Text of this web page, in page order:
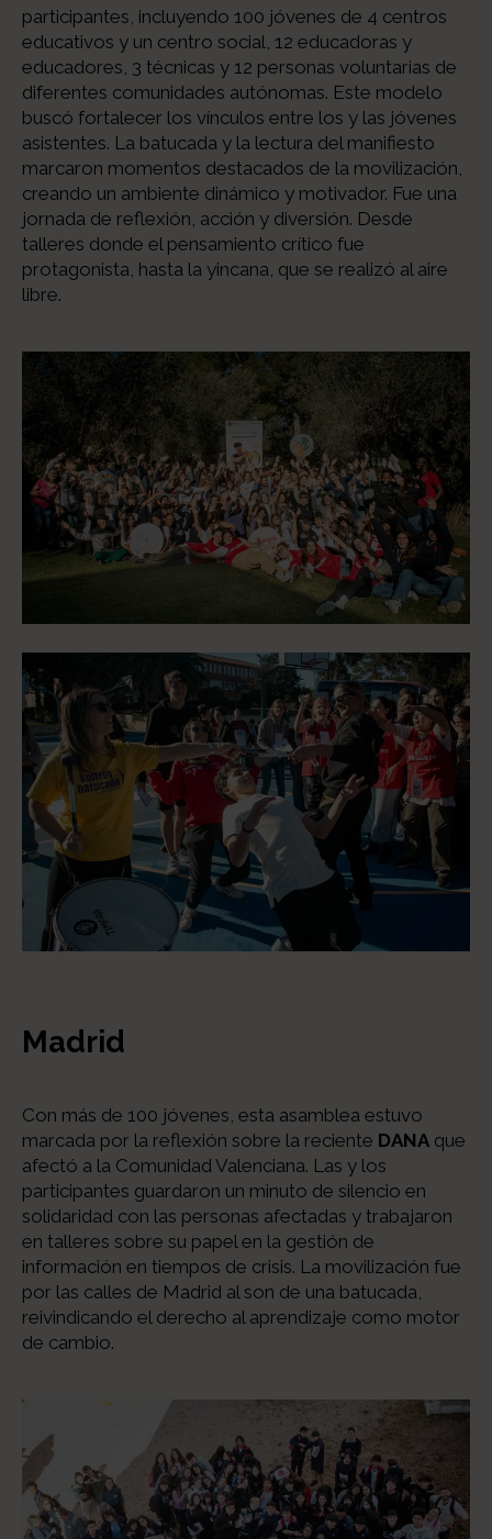
participantes, incluyendo 100 jóvenes de 4 centros
educativos y un centro social, 12 educadoras y
educadores, 3 técnicas y 12 personas voluntarias de
diferentes comunidades autónomas. Este modelo
buscó fortalecer los vínculos entre los y las jóvenes
asistentes. La batucada y la lectura del manifiesto
marcaron momentos destacados de la movilización,
creando un ambiente dinámico y motivador. Fue una
jornada de reflexión, acción y diversión. Desde
talleres donde el pensamiento crítico fue
protagonista, hasta la yincana, que se realizó al aire
libre.
Madrid
Con más de 100 jóvenes, esta asamblea estuvo
marcada por la reflexión sobre la reciente DANA que
afectó a la Comunidad Valenciana. Las y los
participantes guardaron un minuto de silencio en
solidaridad con las personas afectadas y trabajaron
en talleres sobre su papel en la gestión de
información en tiempos de crisis. La movilización fue
por las calles de Madrid al son de una batucada,
reivindicando el derecho al aprendizaje como motor
de cambio.